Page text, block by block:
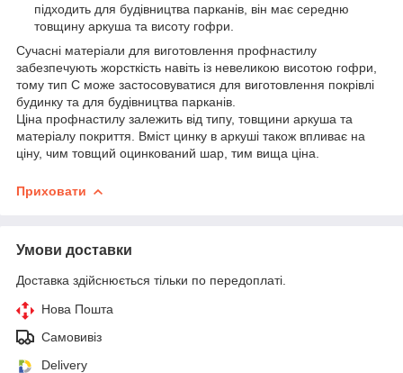
підходить для будівництва парканів, він має середню
товщину аркуша та висоту гофри.
Сучасні матеріали для виготовлення профнастилу
забезпечують жорсткість навіть із невеликою висотою гофри,
тому тип С може застосовуватися для виготовлення покрівлі
будинку та для будівництва парканів.
Ціна профнастилу залежить від типу, товщини аркуша та
матеріалу покриття. Вміст цинку в аркуші також впливає на
ціну, чим товщий оцинкований шар, тим вища ціна.
Приховати
Умови доставки
Доставка здійснюється тільки по передоплаті.
Нова Пошта
Самовивіз
Delivery